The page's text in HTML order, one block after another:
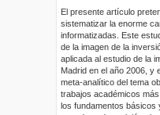
El presente artículo
sistematizar la enorme
informatizadas. Este
de la imagen de la
aplicada al estudio de la
Madrid en el año 2006, y
meta-analítico del tema
trabajos académicos
los fundamentos básicos